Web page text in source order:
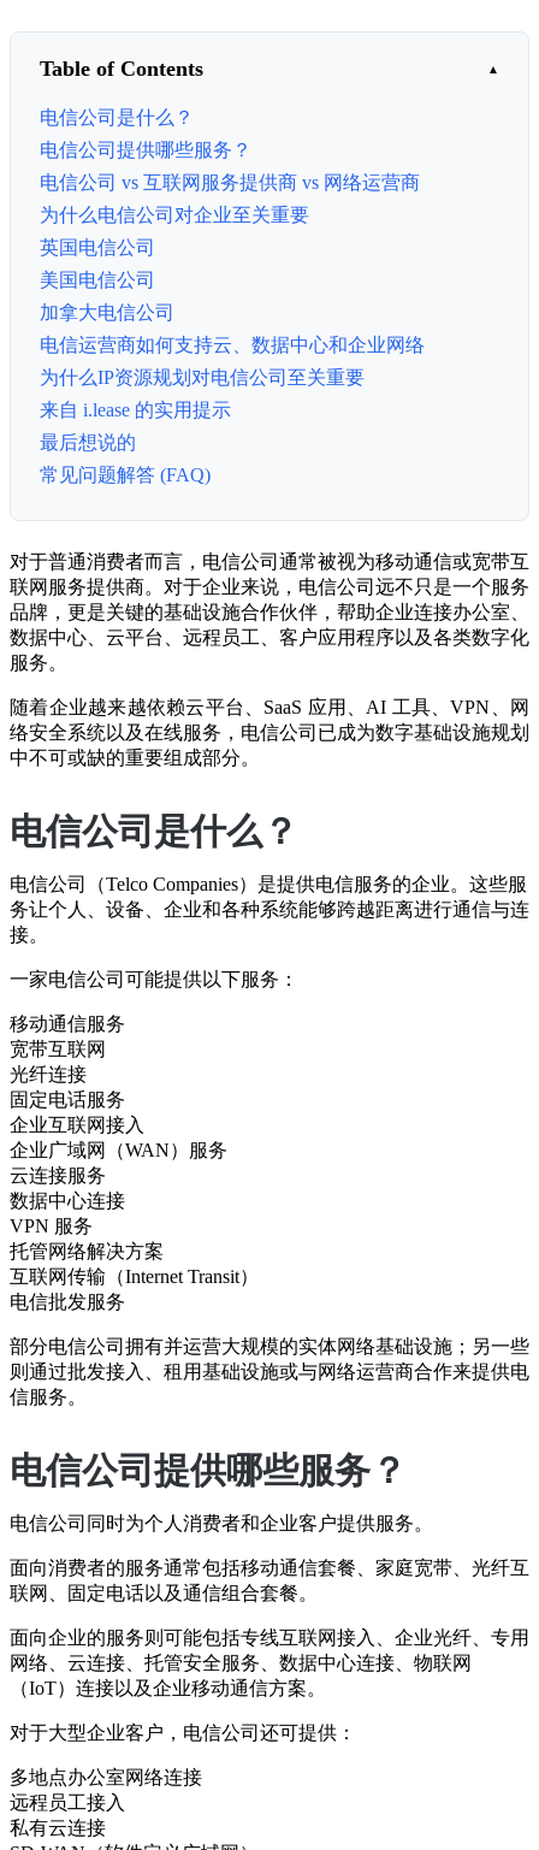
Table of Contents
电信公司是什么？
电信公司提供哪些服务？
电信公司 vs 互联网服务提供商 vs 网络运营商
为什么电信公司对企业至关重要
英国电信公司
美国电信公司
加拿大电信公司
电信运营商如何支持云、数据中心和企业网络
为什么IP资源规划对电信公司至关重要
来自 i.lease 的实用提示
最后想说的
常见问题解答 (FAQ)
对于普通消费者而言，电信公司通常被视为移动通信或宽带互
联网服务提供商。对于企业来说，电信公司远不只是一个服务
品牌，更是关键的基础设施合作伙伴，帮助企业连接办公室、
数据中心、云平台、远程员工、客户应用程序以及各类数字化
服务。
随着企业越来越依赖云平台、SaaS 应用、AI 工具、VPN、网
络安全系统以及在线服务，电信公司已成为数字基础设施规划
中不可或缺的重要组成部分。
电信公司是什么？
电信公司（Telco Companies）是提供电信服务的企业。这些服
务让个人、设备、企业和各种系统能够跨越距离进行通信与连
接。
一家电信公司可能提供以下服务：
移动通信服务
宽带互联网
光纤连接
固定电话服务
企业互联网接入
企业广域网（WAN）服务
云连接服务
数据中心连接
VPN 服务
托管网络解决方案
互联网传输（Internet Transit）
电信批发服务
部分电信公司拥有并运营大规模的实体网络基础设施；另一些
则通过批发接入、租用基础设施或与网络运营商合作来提供电
信服务。
电信公司提供哪些服务？
电信公司同时为个人消费者和企业客户提供服务。
面向消费者的服务通常包括移动通信套餐、家庭宽带、光纤互
联网、固定电话以及通信组合套餐。
面向企业的服务则可能包括专线互联网接入、企业光纤、专用
网络、云连接、托管安全服务、数据中心连接、物联网
（IoT）连接以及企业移动通信方案。
对于大型企业客户，电信公司还可提供：
多地点办公室网络连接
远程员工接入
私有云连接